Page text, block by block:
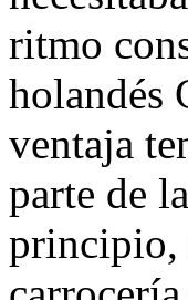
ritmo
holandés
ventaja
parte de
principio,